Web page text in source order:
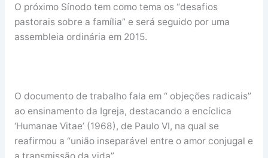
O próximo Sínodo tem como tema os “desafios
pastorais sobre a família” e será seguido por uma
assembleia ordinária em 2015.
O documento de trabalho fala em “ objeções radicais”
ao ensinamento da Igreja, destacando a encíclica
‘Humanae Vitae’ (1968), de Paulo VI, na qual se
reafirmou a “união inseparável entre o amor conjugal e